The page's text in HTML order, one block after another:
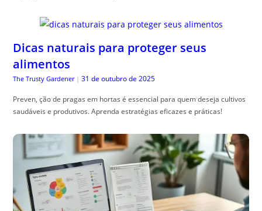
Dicas naturais para proteger seus
alimentos
The Trusty Gardener | 31 de outubro de 2025
Preven, ção de pragas em hortas é essencial para quem deseja cultivos
saudáveis e produtivos. Aprenda estratégias eficazes e práticas!